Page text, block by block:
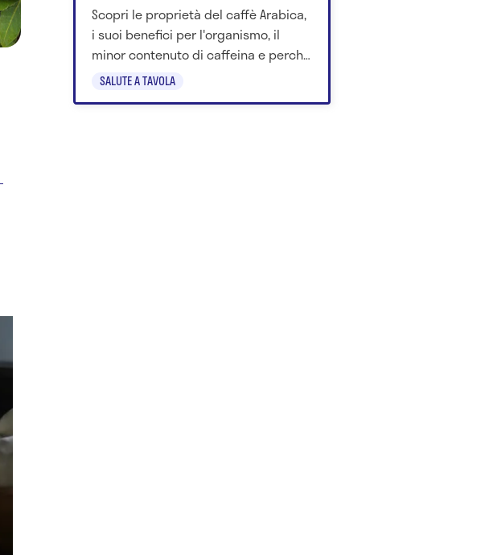
SALUTE A TAVOLA
Scopri le proprietà del caffè Arabica,
i suoi benefici per l'organismo, il
minor contenuto di caffeina e perché
è più delicato per digestione e